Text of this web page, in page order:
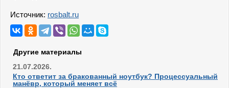
Источник: rosbalt.ru
Другие материалы
21.07.2026.
Кто ответит за бракованный ноутбук? Процессуальный
манёвр, который меняет всё